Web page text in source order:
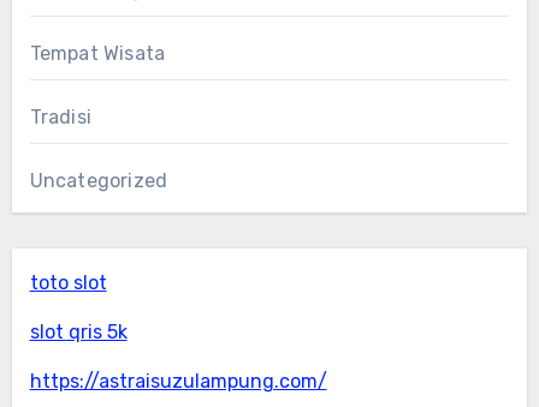
Tempat Wisata
Tradisi
Uncategorized
toto slot
slot qris 5k
https://astraisuzulampung.com/